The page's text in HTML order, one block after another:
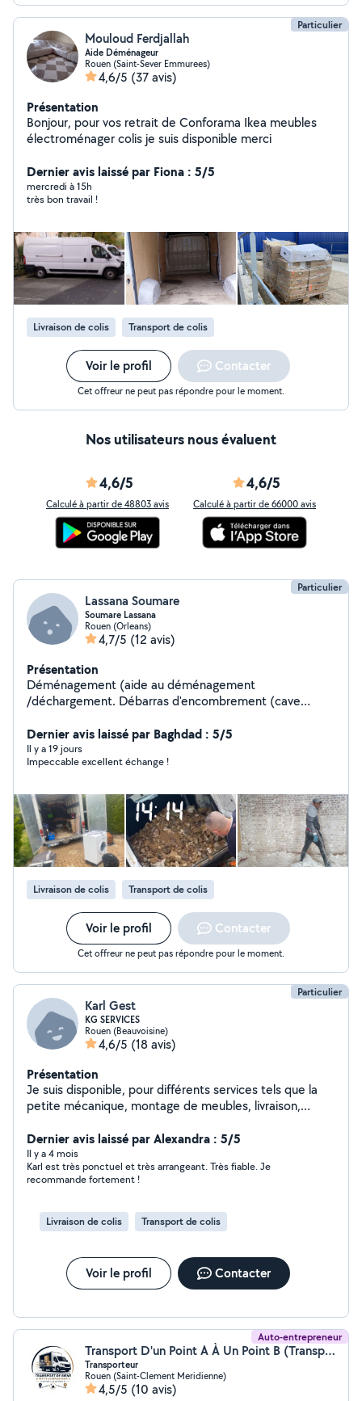
Particulier
Mouloud Ferdjallah
Aide Déménageur
Rouen (Saint-Sever Emmurees)
4,6/5 (37 avis)
Présentation
Bonjour, pour vos retrait de Conforama Ikea meubles
électroménager colis je suis disponible merci
Dernier avis laissé par Fiona : 5/5
mercredi à 15h
très bon travail !
Livraison de colis Transport de colis
Voir le profil Contacter
Cet offreur ne peut pas répondre pour le moment.
Nos utilisateurs nous évaluent
4,6/5
Calculé à partir de 48803 avis
4,6/5
Calculé à partir de 66000 avis
Particulier
Lassana Soumare
Soumare Lassana
Rouen (Orleans)
4,7/5 (12 avis)
Présentation
Déménagement (aide au déménagement
/déchargement. Débarras d'encombrement (cave
Dernier avis laissé par Baghdad : 5/5
Il y a 19 jours
Impeccable excellent échange !
Livraison de colis Transport de colis
Voir le profil Contacter
Cet offreur ne peut pas répondre pour le moment.
Particulier
Karl Gest
KG SERVICES
Rouen (Beauvoisine)
4,6/5 (18 avis)
Présentation
Je suis disponible, pour différents services tels que la
petite mécanique, montage de meubles, livraison,
style. Je dispose d'un fourgon et d'un diable pour
monter tout ça. Je suis disponible aussi pour vos
livraisons de particuliers à particuliers, de Dieppe a
Elbeuf en passant par bien d'autres villes ;)
Dernier avis laissé par Alexandra : 5/5
Il y a 4 mois
Karl est très ponctuel et très arrangeant. Très fiable. Je
recommande fortement !
Livraison de colis Transport de colis
Voir le profil Contacter
Auto-entrepreneur
Transport D'un Point A À Un Point B (Transport d'un point A à un point B)
Transporteur
Rouen (Saint-Clement Meridienne)
4,5/5 (10 avis)